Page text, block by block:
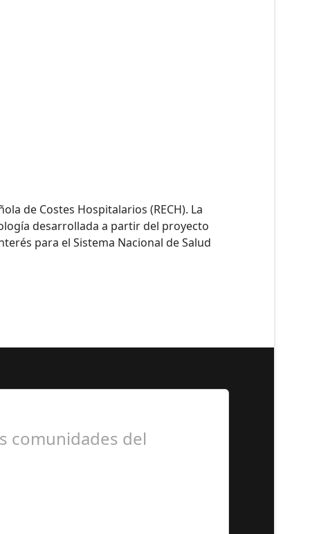
de Costes Hospitalarios (RECH). La
desarrollada a partir del proyecto
para el Sistema Nacional de Salud
comunidades del